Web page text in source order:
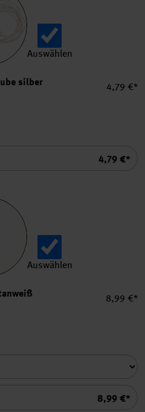
Auswählen
silber
4,79 €*
Summe
4,79 €*
Auswählen
8,99 €*
Summe
8,99 €*